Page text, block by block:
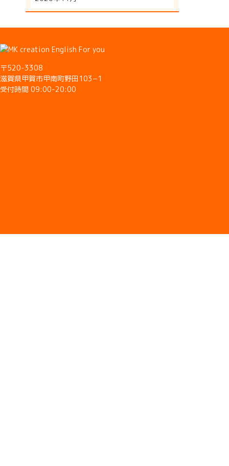
〒520-3308
滋賀県甲賀市甲南町野田103−1
受付時間 09:00-20:00